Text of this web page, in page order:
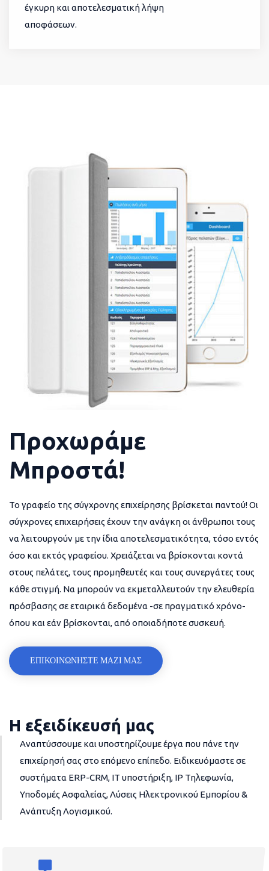
έγκυρη και αποτελεσματική λήψη
αποφάσεων.
Προχωράμε
Μπροστά!
Το γραφείο της σύγχρονης επιχείρησης βρίσκεται παντού! Οι
σύγχρονες επιχειρήσεις έχουν την ανάγκη οι άνθρωποι τους
να λειτουργούν με την ίδια αποτελεσματικότητα, τόσο εντός
όσο και εκτός γραφείου. Χρειάζεται να βρίσκονται κοντά
στους πελάτες, τους προμηθευτές και τους συνεργάτες τους
κάθε στιγμή. Να μπορούν να εκμεταλλευτούν την ελευθερία
πρόσβασης σε εταιρικά δεδομένα -σε πραγματικό χρόνο-
όπου και εάν βρίσκονται, από οποιαδήποτε συσκευή.
ΕΠΙΚΟΙΝΩΝΗΣΤΕ ΜΑΖΙ ΜΑΣ
Η εξειδίκευσή μας
Αναπτύσσουμε και υποστηρίζουμε έργα που πάνε την
επιχείρησή σας στο επόμενο επίπεδο. Ειδικευόμαστε σε
συστήματα ERP-CRM, IT υποστήριξη, IP Τηλεφωνία,
Υποδομές Ασφαλείας, Λύσεις Ηλεκτρονικού Εμπορίου &
Ανάπτυξη Λογισμικού.